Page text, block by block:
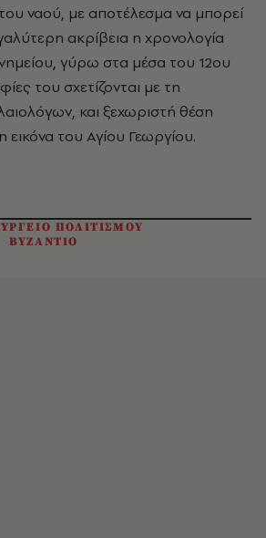
ναού, με αποτέλεσμα να μπορεί
ακρίβεια η χρονολογία
γύρω στα μέσα του 12ου
του σχετίζονται με τη
και ξεχωριστή θέση
εικόνα του Αγίου Γεωργίου.
ΠΟΛΙΤΙΣΜΟΥ
ΒΥΖΑΝΤΙΟ